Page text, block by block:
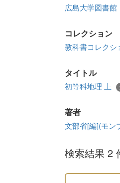
広島大学図書館
コレクション
教科書コレクシ
タイトル
初等科地理 上
著者
文部省[編](モン
検索結果 2